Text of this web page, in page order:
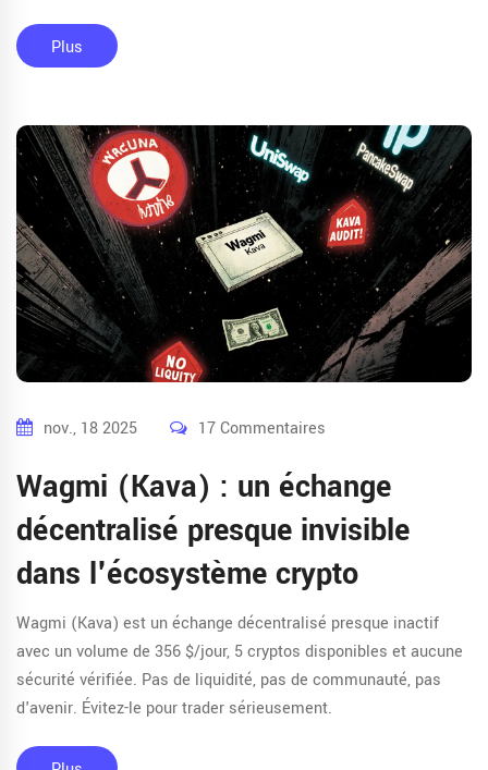
Plus
nov., 18 2025 17 Commentaires
Wagmi (Kava) : un échange
décentralisé presque invisible
dans l'écosystème crypto
Wagmi (Kava) est un échange décentralisé presque inactif
avec un volume de 356 $/jour, 5 cryptos disponibles et aucune
sécurité vérifiée. Pas de liquidité, pas de communauté, pas
d'avenir. Évitez-le pour trader sérieusement.